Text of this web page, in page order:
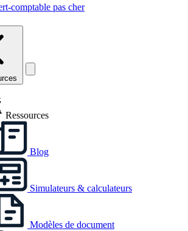
comptable pas cher
Ressources
Blog
Simulateurs & calculateurs
Modèles de document